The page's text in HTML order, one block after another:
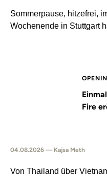
Sommerpause, hitzefrei,
Wochenende in Stuttgart
Fire
04.08.2026 — Kajsa Meth
Von Thailand über